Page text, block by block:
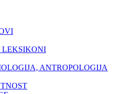
LEKSIKONI
ANTROPOLOGIJA